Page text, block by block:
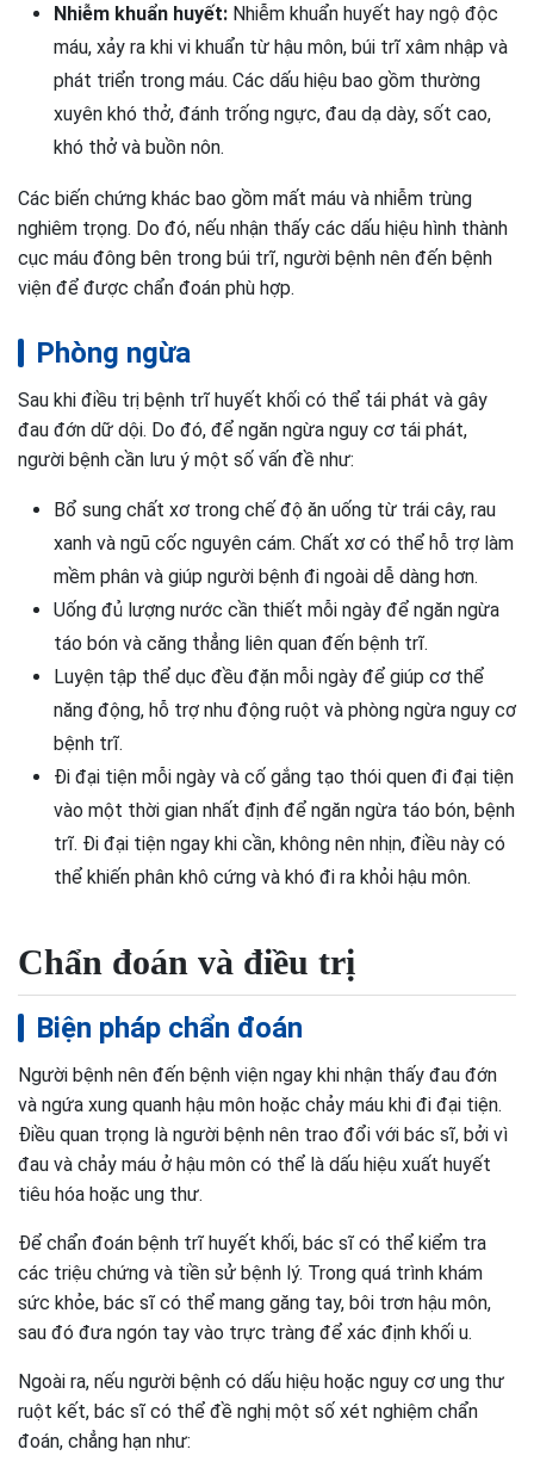
Nhiễm khuẩn huyết: Nhiễm khuẩn huyết hay ngộ độc
máu, xảy ra khi vi khuẩn từ hậu môn, búi trĩ xâm nhập và
phát triển trong máu. Các dấu hiệu bao gồm thường
xuyên khó thở, đánh trống ngực, đau dạ dày, sốt cao,
khó thở và buồn nôn.
Các biến chứng khác bao gồm mất máu và nhiễm trùng
nghiêm trọng. Do đó, nếu nhận thấy các dấu hiệu hình thành
cục máu đông bên trong búi trĩ, người bệnh nên đến bệnh
viện để được chẩn đoán phù hợp.
Phòng ngừa
Sau khi điều trị bệnh trĩ huyết khối có thể tái phát và gây
đau đớn dữ dội. Do đó, để ngăn ngừa nguy cơ tái phát,
người bệnh cần lưu ý một số vấn đề như:
Bổ sung chất xơ trong chế độ ăn uống từ trái cây, rau
xanh và ngũ cốc nguyên cám. Chất xơ có thể hỗ trợ làm
mềm phân và giúp người bệnh đi ngoài dễ dàng hơn.
Uống đủ lượng nước cần thiết mỗi ngày để ngăn ngừa
táo bón và căng thẳng liên quan đến bệnh trĩ.
Luyện tập thể dục đều đặn mỗi ngày để giúp cơ thể
năng động, hỗ trợ nhu động ruột và phòng ngừa nguy cơ
bệnh trĩ.
Đi đại tiện mỗi ngày và cố gắng tạo thói quen đi đại tiện
vào một thời gian nhất định để ngăn ngừa táo bón, bệnh
trĩ. Đi đại tiện ngay khi cần, không nên nhịn, điều này có
thể khiến phân khô cứng và khó đi ra khỏi hậu môn.
Chẩn đoán và điều trị
Biện pháp chẩn đoán
Người bệnh nên đến bệnh viện ngay khi nhận thấy đau đớn
và ngứa xung quanh hậu môn hoặc chảy máu khi đi đại tiện.
Điều quan trọng là người bệnh nên trao đổi với bác sĩ, bởi vì
đau và chảy máu ở hậu môn có thể là dấu hiệu xuất huyết
tiêu hóa hoặc ung thư.
Để chẩn đoán bệnh trĩ huyết khối, bác sĩ có thể kiểm tra
các triệu chứng và tiền sử bệnh lý. Trong quá trình khám
sức khỏe, bác sĩ có thể mang găng tay, bôi trơn hậu môn,
sau đó đưa ngón tay vào trực tràng để xác định khối u.
Ngoài ra, nếu người bệnh có dấu hiệu hoặc nguy cơ ung thư
ruột kết, bác sĩ có thể đề nghị một số xét nghiệm chẩn
đoán, chẳng hạn như: